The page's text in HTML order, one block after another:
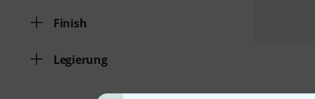
Finish
Legierung